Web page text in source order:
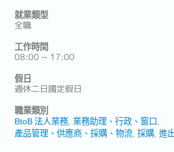
就業類型
全職
工作時間
08:00 ~ 17:00
假日
週休二日國定假日
職業類別
BtoB 法人業務 業務助理、行政、窗口
產品管理、供應商、採購、物流 採購 進